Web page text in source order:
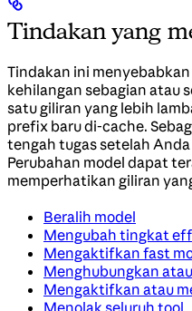
Tindakan yang
Tindakan ini
kehilangan sebagian atau
satu giliran yang lebih
prefix baru di-cache.
tengah tugas setelah
Perubahan model dapat
memperhatikan giliran
Beralih model
Mengubah tingkat
Mengaktifkan fast
Menghubungkan
Mengaktifkan atau
Menolak seluruh tool